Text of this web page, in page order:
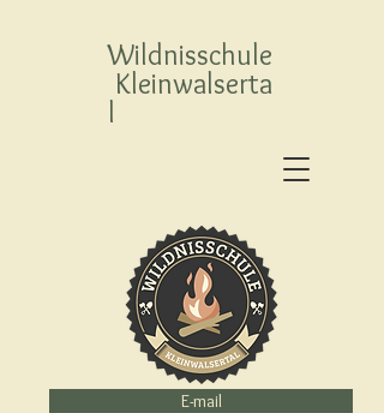
E-mail
Wildnisschule
Kleinwalserta
l